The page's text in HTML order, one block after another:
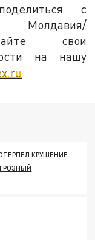
с
Молдавия/
свои
на нашу
КРУШЕНИЕ
ГРОЗНЫЙ